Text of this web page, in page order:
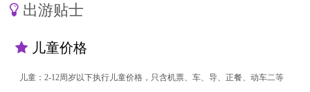
出游贴士
儿童价格
儿童：2-12周岁以下执行儿童价格，只含机票、车、导、正餐、动车二等